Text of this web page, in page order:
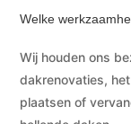
Welke
Wij houden ons
dakrenovaties,
plaatsen of